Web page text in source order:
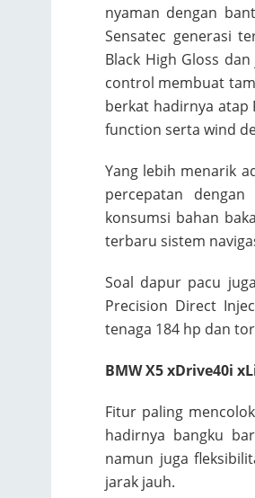
nyaman dengan
Sensatec generasi
Black High Gloss
control membuat
berkat hadirnya atap
function serta wind
Yang lebih menarik
percepatan
konsumsi bahan
terbaru sistem
Soal dapur pacu
Precision Direct
tenaga 184 hp dan
BMW X5 xDrive40i
Fitur paling
hadirnya bangku
namun juga
jarak jauh.